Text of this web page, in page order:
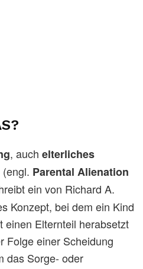
, auch elterliches
(engl. Parental Alienation
ein von Richard A.
Konzept, bei dem ein Kind
einen Elternteil herabsetzt
Folge einer Scheidung
das Sorge- oder